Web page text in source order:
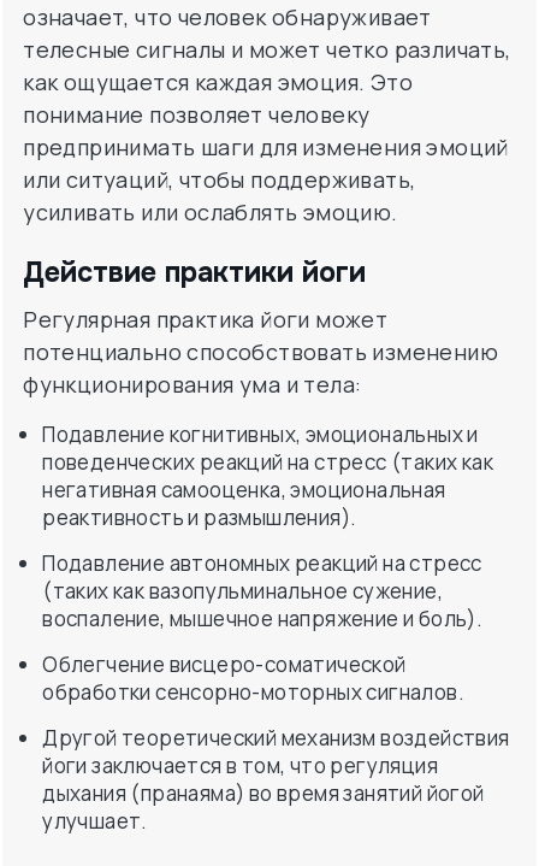
означает, что человек обнаруживает
телесные сигналы и может четко различать,
как ощущается каждая эмоция. Это
понимание позволяет человеку
предпринимать шаги для изменения эмоций
или ситуаций, чтобы поддерживать,
усиливать или ослаблять эмоцию.
Действие практики йоги
Регулярная практика йоги может
потенциально способствовать изменению
функционирования ума и тела:
Подавление когнитивных, эмоциональных и
поведенческих реакций на стресс (таких как
негативная самооценка, эмоциональная
реактивность и размышления).
Подавление автономных реакций на стресс
(таких как вазопульминальное сужение,
воспаление, мышечное напряжение и боль).
Облегчение висцеро-соматической
обработки сенсорно-моторных сигналов.
Другой теоретический механизм воздействия
йоги заключается в том, что регуляция
дыхания (пранаяма) во время занятий йогой
улучшает.